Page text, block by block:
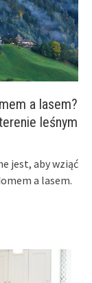
a lasem?
leśnym
jest, aby wziąć
a lasem.